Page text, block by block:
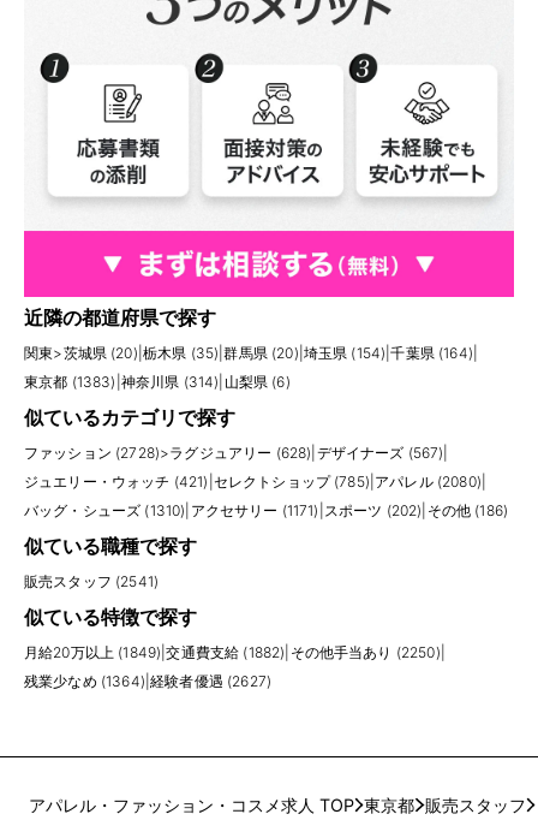
近隣の都道府県で探す
関東>茨城県 (20) 栃木県 (35) |群馬県 (20) 埼玉県 (154) |千葉県 (164)
東京都 (1383) 神奈川県 (314) 山梨県 (6)
似ているカテゴリで探す
ファッション (2728)>ラグジュアリー (628) デザイナーズ (567)
ジュエリー・ウォッチ (421) セレクトショップ (785) アパレル (2080)
バッグ・シューズ (1310) アクセサリー (1171) スポーツ (202) その他 (186)
似ている職種で探す
販売スタッフ (2541)
似ている特徴で探す
月給20万以上 (1849) |交通費支給 (1882) その他手当あり (2250)
残業少なめ (1364) |経験者優遇 (2627)
アパレル・ファッション・コスメ求人 TOP 東京都 販売スタッフ